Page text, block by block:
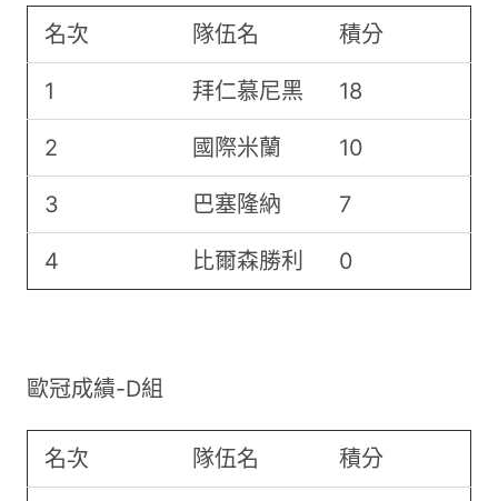
名次 隊伍名 積分
1 拜仁慕尼黑 18
2 國際米蘭 10
3 巴塞隆納 7
4 比爾森勝利 0
歐冠成績-D組
名次 隊伍名 積分